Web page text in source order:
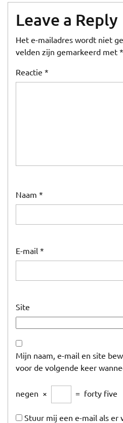
Leave a Reply
Het e-mailadres wordt niet
velden zijn gemarkeerd met *
Reactie *
Naam *
E-mail *
Site
Mijn naam, e-mail en site
voor de volgende keer
negen × = forty five
Stuur mij een e-mail als er